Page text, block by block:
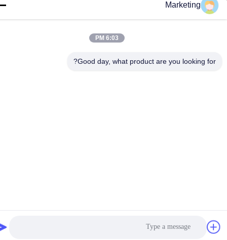
احصل على أفضل سعر
Marketing
6:03 PM
Good day, what product are you looking